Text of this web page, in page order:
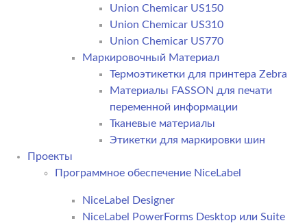
Union Chemicar US150
Union Chemicar US310
Union Chemicar US770
Маркировочный Материал
Термоэтикетки для принтера Zebra
Материалы FASSON для печати
переменной информации
Тканевые материалы
Этикетки для маркировки шин
Проекты
Программное обеспечение NiceLabel
NiceLabel Designer
NiceLabel PowerForms Desktop или Suite